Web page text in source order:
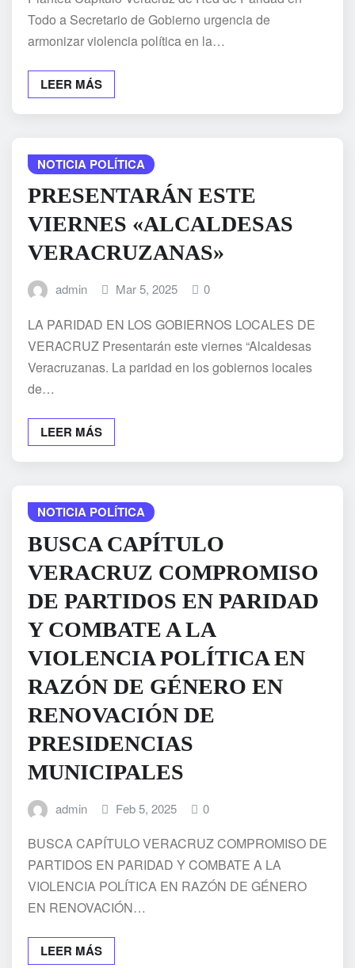
Todo a Secretario de Gobierno urgencia de
armonizar violencia política en la…
LEER MÁS
NOTICIA POLÍTICA
PRESENTARÁN ESTE
VIERNES «ALCALDESAS
VERACRUZANAS»
admin Mar 5, 2025 0
LA PARIDAD EN LOS GOBIERNOS LOCALES DE
VERACRUZ Presentarán este viernes “Alcaldesas
Veracruzanas. La paridad en los gobiernos locales
de…
LEER MÁS
NOTICIA POLÍTICA
BUSCA CAPÍTULO
VERACRUZ COMPROMISO
DE PARTIDOS EN PARIDAD
Y COMBATE A LA
VIOLENCIA POLÍTICA EN
RAZÓN DE GÉNERO EN
RENOVACIÓN DE
PRESIDENCIAS
MUNICIPALES
admin Feb 5, 2025 0
BUSCA CAPÍTULO VERACRUZ COMPROMISO DE
PARTIDOS EN PARIDAD Y COMBATE A LA
VIOLENCIA POLÍTICA EN RAZÓN DE GÉNERO
EN RENOVACIÓN…
LEER MÁS